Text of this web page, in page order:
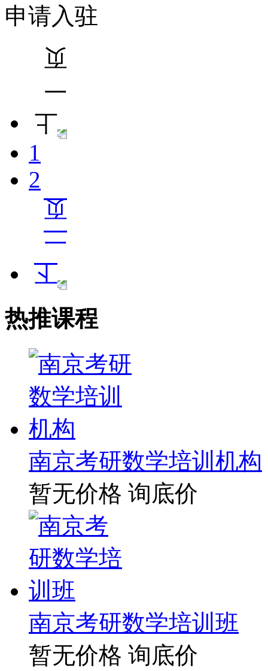
申请入驻
1
2
热推课程
南京考研数学培训机构
暂无价格 询底价
南京考研数学培训班
暂无价格 询底价